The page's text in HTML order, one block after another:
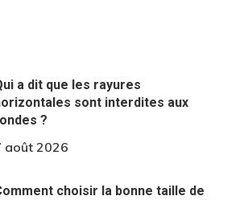
a dit que les rayures
sont interdites aux
?
août 2026
choisir la bonne taille de